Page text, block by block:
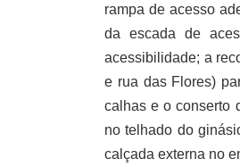
rampa de acesso
da escada de
acessibilidade; a
e rua das Flores)
calhas e o conserto
no telhado do
calçada externa no